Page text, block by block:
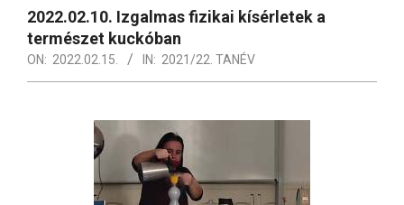
2022.02.10. Izgalmas fizikai kísérletek a
természet kuckóban
ON: 2022.02.15. IN: 2021/22. TANÉV